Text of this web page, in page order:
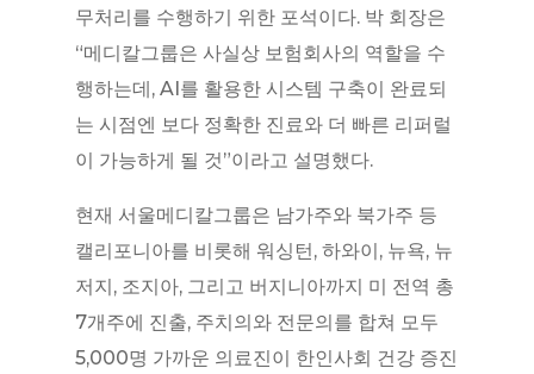
무처리를 수행하기 위한 포석이다. 박 회장은
“메디칼그룹은 사실상 보험회사의 역할을 수
행하는데, AI를 활용한 시스템 구축이 완료되
는 시점엔 보다 정확한 진료와 더 빠른 리퍼럴
이 가능하게 될 것”이라고 설명했다.
현재 서울메디칼그룹은 남가주와 북가주 등
캘리포니아를 비롯해 워싱턴, 하와이, 뉴욕, 뉴
저지, 조지아, 그리고 버지니아까지 미 전역 총
7개주에 진출, 주치의와 전문의를 합쳐 모두
5,000명 가까운 의료진이 한인사회 건강 증진